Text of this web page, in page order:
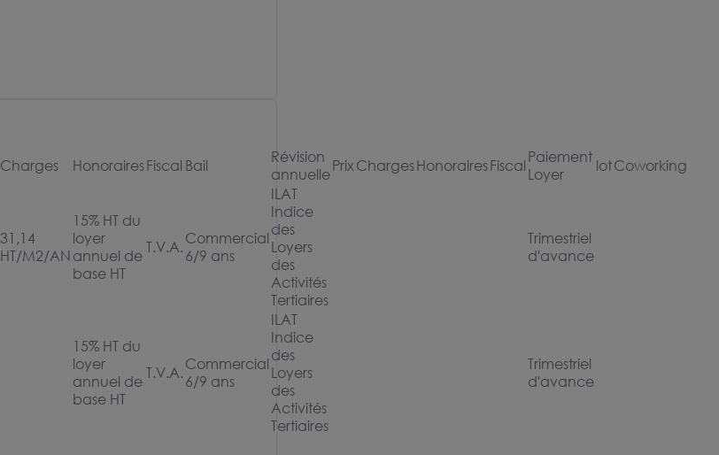
Charges HonorairesFiscal Bail
Révision
annuellePrixChargesHonorairesFiscal Paiement
Loyer
lotCoworking
31,14
HT/M2/AN
15% HT du
loyer
annuel de
base HT
T.V.A. Commercial
6/9 ans
ILAT
Indice
des
Loyers
des
Activités
Tertiaires
Trimestriel
d'avance
15% HT du
loyer
annuel de
base HT
T.V.A. Commercial
6/9 ans
ILAT
Indice
des
Loyers
des
Activités
Tertiaires
Trimestriel
d'avance